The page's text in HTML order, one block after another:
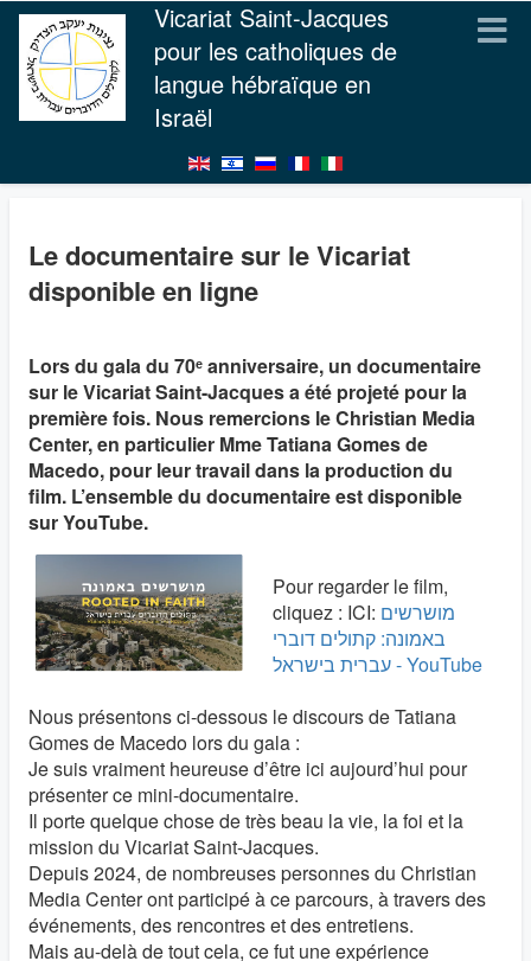
Vicariat Saint-Jacques
pour les catholiques de
langue hébraïque en
Israël
Le documentaire sur le Vicariat
disponible en ligne
Lors du gala du 70ᵉ anniversaire, un documentaire
sur le Vicariat Saint-Jacques a été projeté pour la
première fois. Nous remercions le Christian Media
Center, en particulier Mme Tatiana Gomes de
Macedo, pour leur travail dans la production du
film. L’ensemble du documentaire est disponible
sur YouTube.
Pour regarder le film,
cliquez : ICI: מושרשים
באמונה: קתולים דוברי
עברית בישראל - YouTube
Nous présentons ci-dessous le discours de Tatiana
Gomes de Macedo lors du gala :
Je suis vraiment heureuse d’être ici aujourd’hui pour
présenter ce mini-documentaire.
Il porte quelque chose de très beau la vie, la foi et la
mission du Vicariat Saint-Jacques.
Depuis 2024, de nombreuses personnes du Christian
Media Center ont participé à ce parcours, à travers des
événements, des rencontres et des entretiens.
Mais au-delà de tout cela, ce fut une expérience